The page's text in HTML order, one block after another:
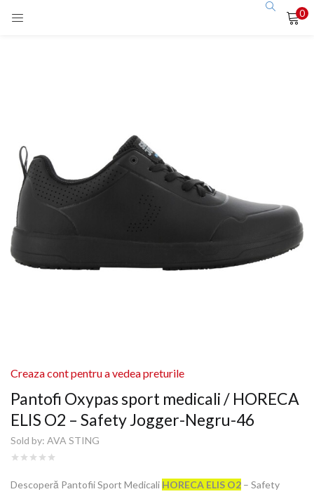
0
Pantofi Oxypas sport medicali / HORECA
ELIS O2 – Safety Jogger-Negru-46
Sold by: AVA STING
Creaza cont pentru a vedea preturile
Descoperă Pantofii Sport Medicali HORECA ELIS O2 – Safety
Remember me
Login
Lost password?